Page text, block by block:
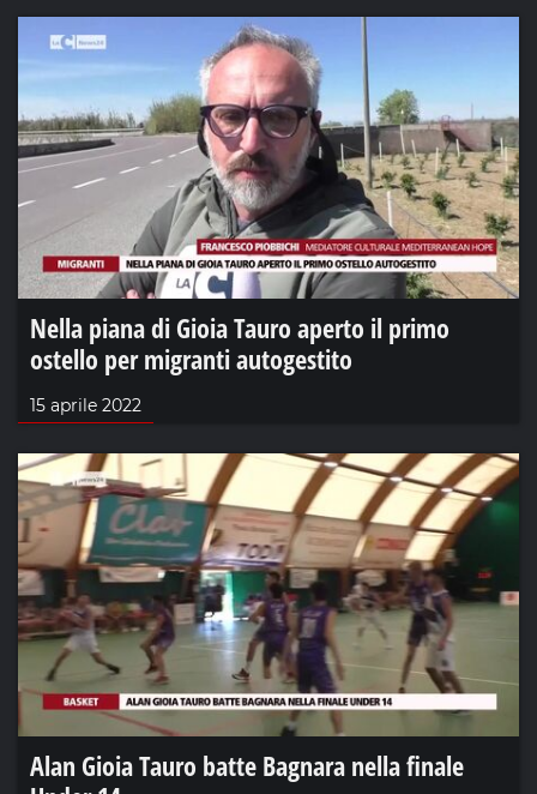
Nella piana di Gioia Tauro aperto il primo
ostello per migranti autogestito
15 aprile 2022
Alan Gioia Tauro batte Bagnara nella finale